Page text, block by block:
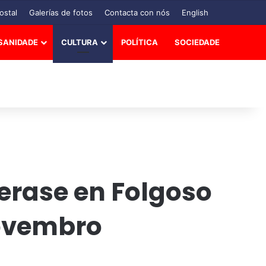
Galerías de fotos Contacta con nós English
CULTURA POLÍTICA SOCIEDADE
en Folgoso